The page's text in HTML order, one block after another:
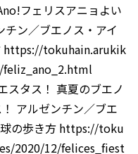
フェリスアニョよい
ン／ブエノス・アイ
https://tokuhain.arukik
スタス！ 真夏のブエノ
アルゼンチン／ブエ
球の歩き方 https://toku
2020/12/felices_fiest